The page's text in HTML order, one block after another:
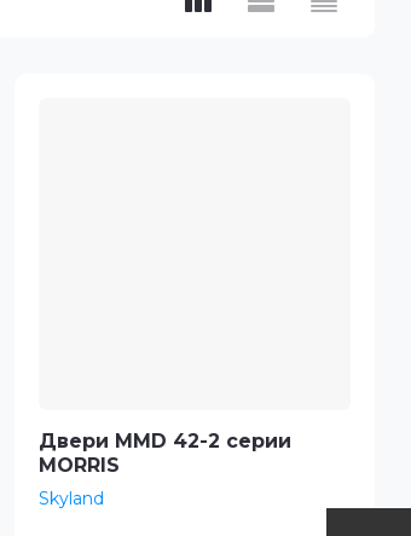
Двери MMD 42-2 серии
MORRIS
Skyland